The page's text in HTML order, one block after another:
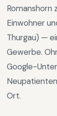
Romanshorn
Einwohner
Thurgau) —
Gewerbe.
Google-
Ort.